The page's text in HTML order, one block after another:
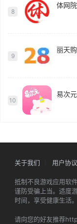
8
体网
9
丽天
10
易次
关于我们 用户协议
抵制不良游戏应用软
谨防受骗上当。适度
时间，享受健康生活。
请向您的好友推荐